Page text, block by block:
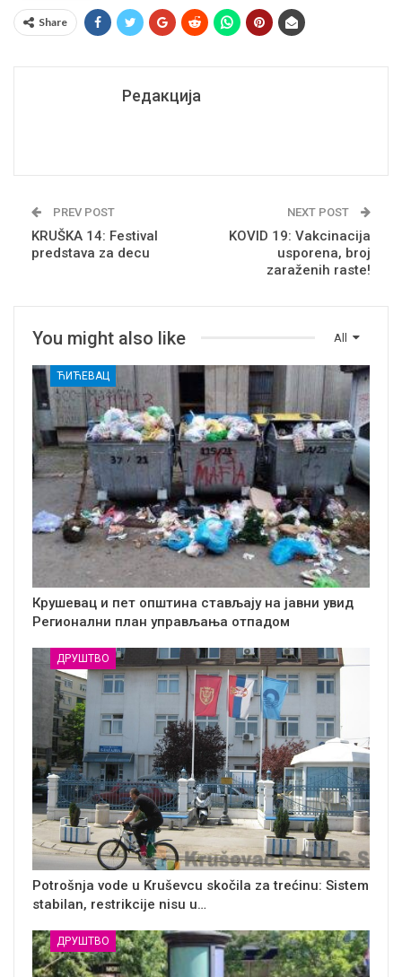
Share
Редакција
PREV POST
KRUŠKA 14: Festival
predstava za decu
NEXT POST
KOVID 19: Vakcinacija
usporena, broj
zaraženih raste!
All
You might also like
ЋИЋЕВАЦ
Крушевац и пет општина стављају на јавни увид
Регионални план управљања отпадом
ДРУШТВО
Potrošnja vode u Kruševcu skočila za trećinu: Sistem
stabilan, restrikcije nisu u…
ДРУШТВО